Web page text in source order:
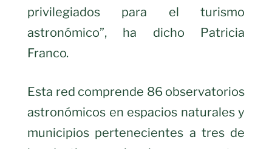
privilegiados para el turismo
astronómico”, ha dicho Patricia
Franco.
Esta red comprende 86 observatorios
astronómicos en espacios naturales y
municipios pertenecientes a tres de